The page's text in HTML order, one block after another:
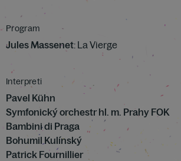
Program
Jules Massenet: La Vierge
Interpreti
Pavel Kühn
Symfonický orchestr hl. m. Prahy FOK
Bambini di Praga
Bohumil Kulínský
Patrick Fournillier